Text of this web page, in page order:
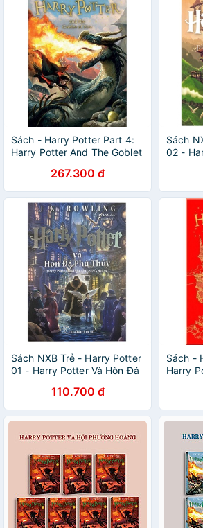
Sách - Harry Potter Part 4:
Harry Potter And The Goblet
267.300 đ
Sách
02 -
Sách NXB Trẻ - Harry Potter
01 - Harry Potter Và Hòn Đá
110.700 đ
Sách -
Harry